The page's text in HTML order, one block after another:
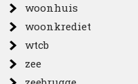
woonhuis
woonkrediet
wtcb
zee